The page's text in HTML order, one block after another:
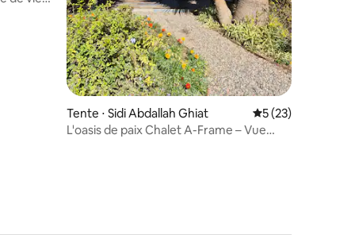
Tente ⋅ Sidi Abdallah Ghiat Évaluation
5 (23)
L'oasis de paix Chalet A-Frame – Vue